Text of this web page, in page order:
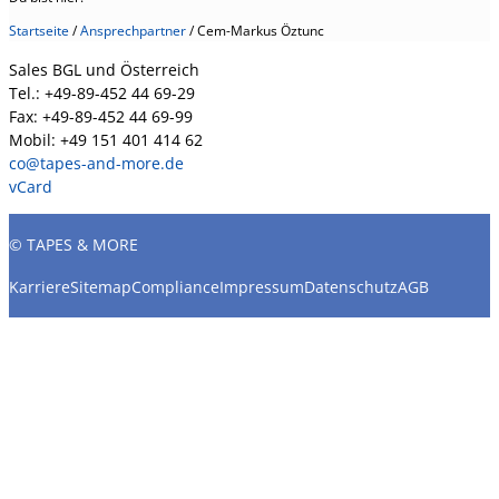
Startseite/Ansprechpartner/Cem-Markus Öztunc
Sales BGL und Österreich
Tel.: +49-89-452 44 69-29
Fax: +49-89-452 44 69-99
Mobil: +49 151 401 414 62
co@tapes-and-more.de
vCard
© TAPES & MORE
KarriereSitemapComplianceImpressumDatenschutzAGB